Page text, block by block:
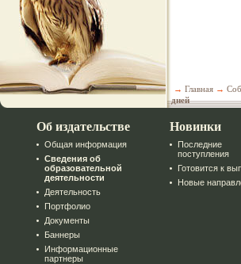
→ Главная →
дней
Об издательстве
Общая информация
Сведения об
образовательной
деятельности
Деятельность
Портфолио
Документы
Баннеры
Информационные
партнеры
Новинки
Последние
поступления
Готовится к
Новые